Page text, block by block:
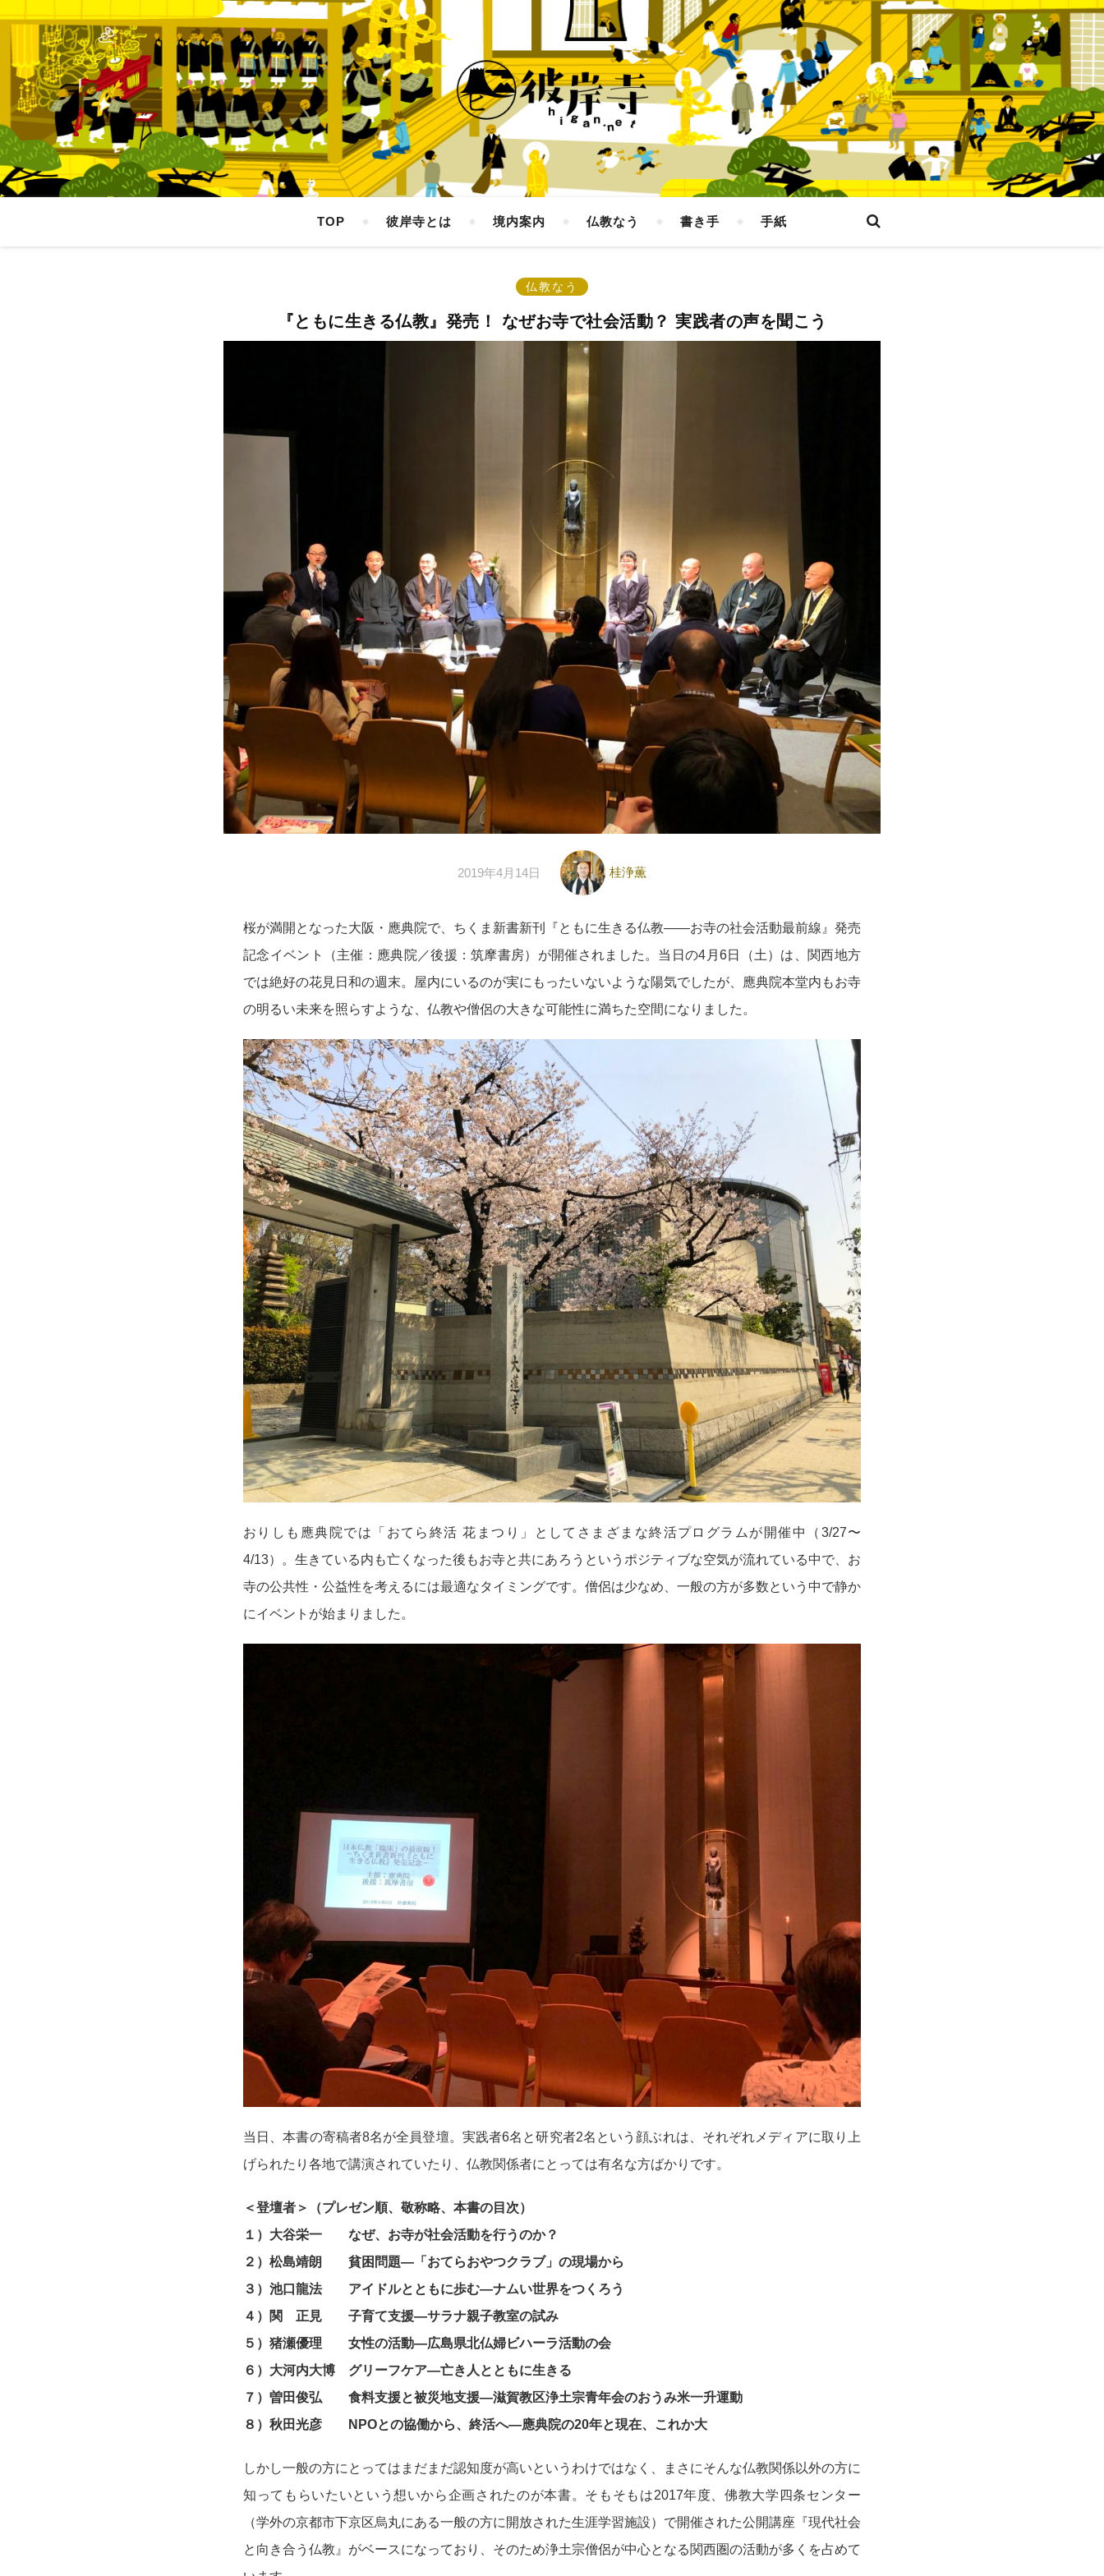
TOP 彼岸寺とは 境内案内 仏教なう 書き手 手紙
仏教なう
『ともに生きる仏教』発売！ なぜお寺で社会活動？ 実践者の声を聞こう
2019年4月14日 桂浄薫
桜が満開となった大阪・應典院で、ちくま新書新刊『ともに生きる仏教――お寺の社会活動最前線』発売
記念イベント（主催：應典院／後援：筑摩書房）が開催されました。当日の4月6日（土）は、関西地方
では絶好の花見日和の週末。屋内にいるのが実にもったいないような陽気でしたが、應典院本堂内もお寺
の明るい未来を照らすような、仏教や僧侶の大きな可能性に満ちた空間になりました。
おりしも應典院では「おてら終活 花まつり」としてさまざまな終活プログラムが開催中（3/27〜
4/13）。生きている内も亡くなった後もお寺と共にあろうというポジティブな空気が流れている中で、お
寺の公共性・公益性を考えるには最適なタイミングです。僧侶は少なめ、一般の方が多数という中で静か
にイベントが始まりました。
当日、本書の寄稿者8名が全員登壇。実践者6名と研究者2名という顔ぶれは、それぞれメディアに取り上
げられたり各地で講演されていたり、仏教関係者にとっては有名な方ばかりです。
＜登壇者＞（プレゼン順、敬称略、本書の目次）
１）大谷栄一 なぜ、お寺が社会活動を行うのか？
２）松島靖朗 貧困問題―「おてらおやつクラブ」の現場から
３）池口龍法 アイドルとともに歩む―ナムい世界をつくろう
４）関 正見 子育て支援―サラナ親子教室の試み
５）猪瀬優理 女性の活動―広島県北仏婦ビハーラ活動の会
６）大河内大博 グリーフケア―亡き人とともに生きる
７）曽田俊弘 食料支援と被災地支援―滋賀教区浄土宗青年会のおうみ米一升運動
８）秋田光彦 NPOとの協働から、終活へ―應典院の20年と現在、これか大
しかし一般の方にとってはまだまだ認知度が高いというわけではなく、まさにそんな仏教関係以外の方に
知ってもらいたいという想いから企画されたのが本書。そもそもは2017年度、佛教大学四条センター
（学外の京都市下京区烏丸にある一般の方に開放された生涯学習施設）で開催された公開講座『現代社会
と向き合う仏教』がベースになっており、そのため浄土宗僧侶が中心となる関西圏の活動が多くを占めて